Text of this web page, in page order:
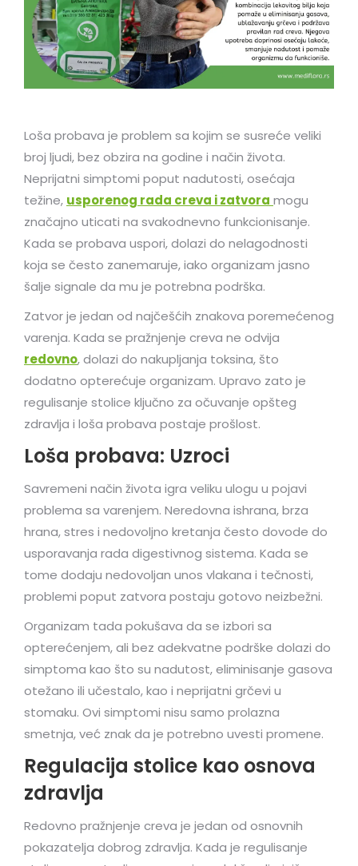
Loša probava je problem sa kojim se susreće veliki
broj ljudi, bez obzira na godine i način života.
Neprijatni simptomi poput nadutosti, osećaja
težine, usporenog rada creva i zatvora mogu
značajno uticati na svakodnevno funkcionisanje.
Kada se probava uspori, dolazi do nelagodnosti
koja se često zanemaruje, iako organizam jasno
šalje signale da mu je potrebna podrška.
Zatvor je jedan od najčešćih znakova poremećenog
varenja. Kada se pražnjenje creva ne odvija
redovno, dolazi do nakupljanja toksina, što
dodatno opterećuje organizam. Upravo zato je
regulisanje stolice ključno za očuvanje opšteg
zdravlja i loša probava postaje prošlost.
Loša probava: Uzroci
Savremeni način života igra veliku ulogu u pojavi
problema sa varenjem. Neredovna ishrana, brza
hrana, stres i nedovoljno kretanja često dovode do
usporavanja rada digestivnog sistema. Kada se
tome dodaju nedovoljan unos vlakana i tečnosti,
problemi poput zatvora postaju gotovo neizbežni.
Organizam tada pokušava da se izbori sa
opterećenjem, ali bez adekvatne podrške dolazi do
simptoma kao što su nadutost, eliminisanje gasova
otežano ili učestalo, kao i neprijatni grčevi u
stomaku. Ovi simptomi nisu samo prolazna
smetnja, već znak da je potrebno uvesti promene.
Regulacija stolice kao osnova
zdravlja
Redovno pražnjenje creva je jedan od osnovnih
pokazatelja dobrog zdravlja. Kada je regulisanje